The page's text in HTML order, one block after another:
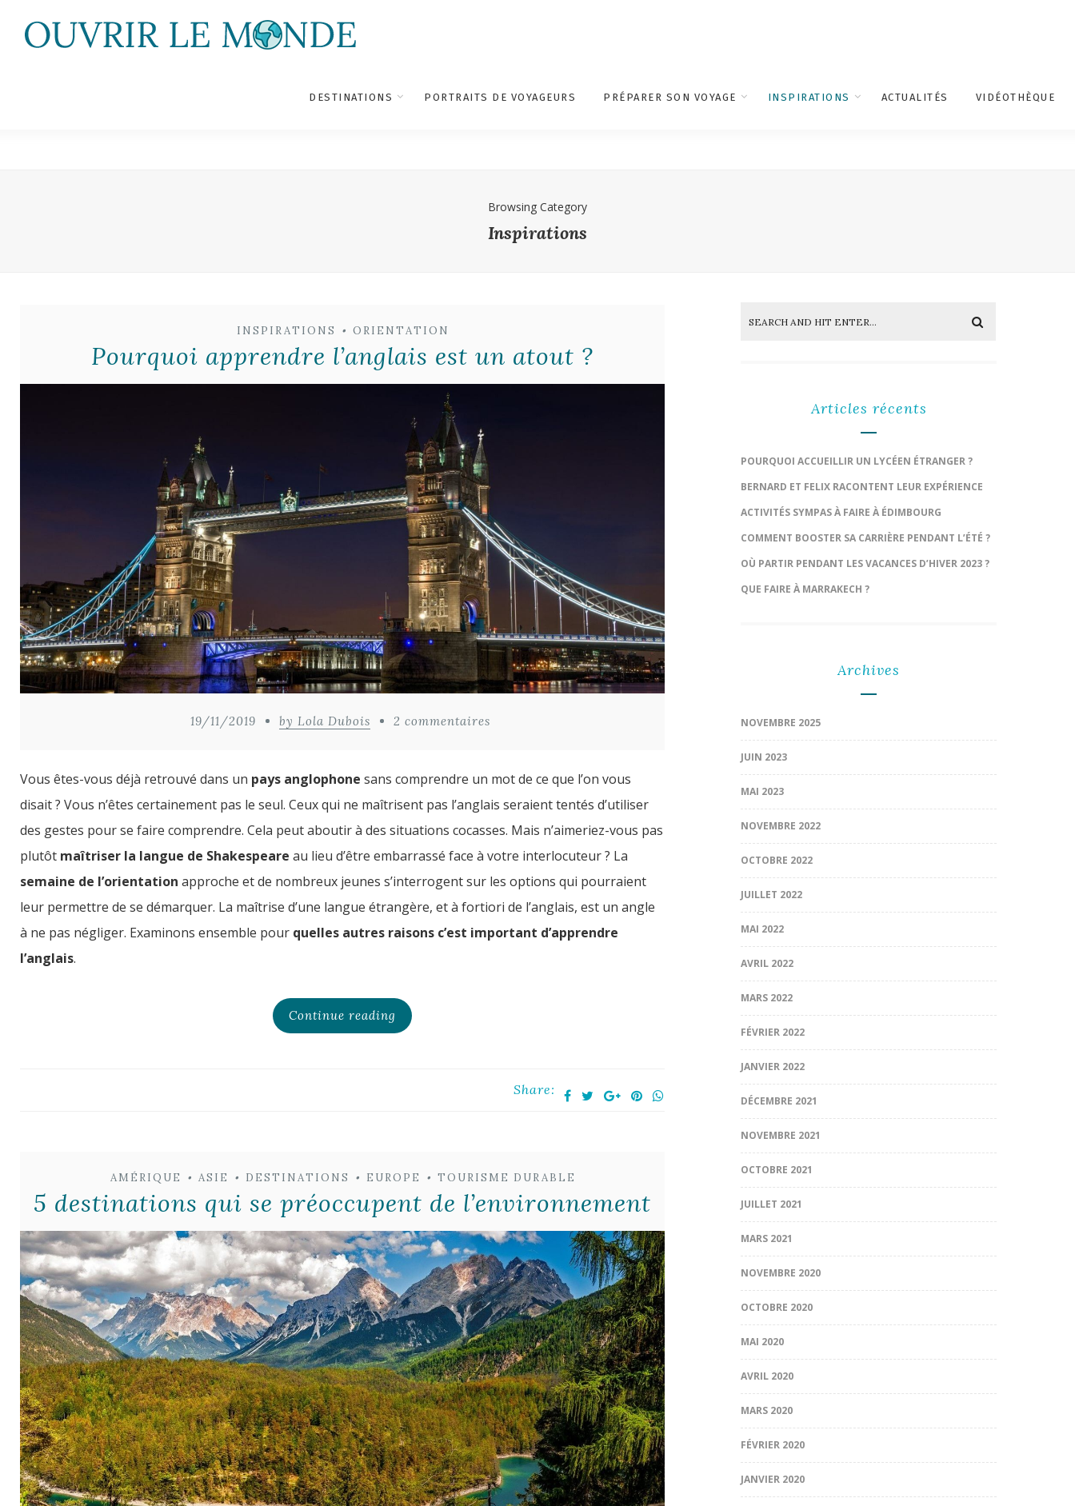
DESTINATIONS PORTRAITS DE VOYAGEURS PRÉPARER SON VOYAGE INSPIRATIONS ACTUALITÉS VIDÉOTHÈQUE
Browsing Category
Inspirations
INSPIRATIONS • ORIENTATION
Pourquoi apprendre l’anglais est un atout ?
19/11/2019 by Lola Dubois 2 commentaires
Vous êtes-vous déjà retrouvé dans un pays anglophone sans comprendre un mot de ce que l’on vous
disait ? Vous n’êtes certainement pas le seul. Ceux qui ne maîtrisent pas l’anglais seraient tentés d’utiliser
des gestes pour se faire comprendre. Cela peut aboutir à des situations cocasses. Mais n’aimeriez-vous pas
plutôt maîtriser la langue de Shakespeare au lieu d’être embarrassé face à votre interlocuteur ? La
semaine de l’orientation approche et de nombreux jeunes s’interrogent sur les options qui pourraient
leur permettre de se démarquer. La maîtrise d’une langue étrangère, et à fortiori de l’anglais, est un angle
à ne pas négliger. Examinons ensemble pour quelles autres raisons c’est important d’apprendre
l’anglais.
Continue reading
Share:
AMÉRIQUE • ASIE • DESTINATIONS • EUROPE • TOURISME DURABLE
5 destinations qui se préoccupent de l’environnement
Articles récents
POURQUOI ACCUEILLIR UN LYCÉEN ÉTRANGER ?
BERNARD ET FELIX RACONTENT LEUR EXPÉRIENCE
ACTIVITÉS SYMPAS À FAIRE À ÉDIMBOURG
COMMENT BOOSTER SA CARRIÈRE PENDANT L’ÉTÉ ?
OÙ PARTIR PENDANT LES VACANCES D’HIVER 2023 ?
QUE FAIRE À MARRAKECH ?
Archives
NOVEMBRE 2025
JUIN 2023
MAI 2023
NOVEMBRE 2022
OCTOBRE 2022
JUILLET 2022
MAI 2022
AVRIL 2022
MARS 2022
FÉVRIER 2022
JANVIER 2022
DÉCEMBRE 2021
NOVEMBRE 2021
OCTOBRE 2021
JUILLET 2021
MARS 2021
NOVEMBRE 2020
OCTOBRE 2020
MAI 2020
AVRIL 2020
MARS 2020
FÉVRIER 2020
JANVIER 2020